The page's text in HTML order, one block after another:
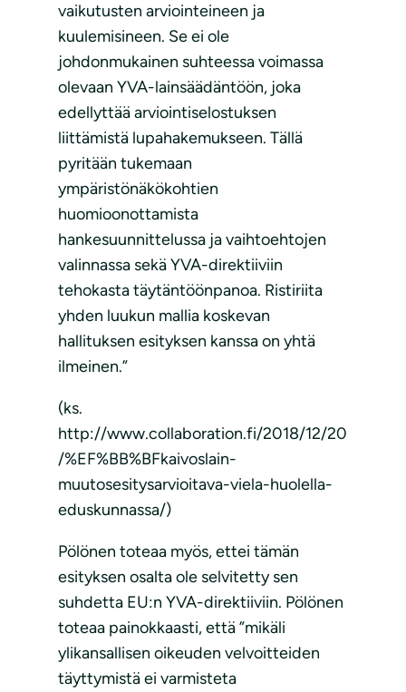
vaikutusten arviointeineen ja
kuulemisineen. Se ei ole
johdonmukainen suhteessa voimassa
olevaan YVA-lainsäädäntöön, joka
edellyttää arviointiselostuksen
liittämistä lupahakemukseen. Tällä
pyritään tukemaan
ympäristönäkökohtien
huomioonottamista
hankesuunnittelussa ja vaihtoehtojen
valinnassa sekä YVA-direktiiviin
tehokasta täytäntöönpanoa. Ristiriita
yhden luukun mallia koskevan
hallituksen esityksen kanssa on yhtä
ilmeinen.”
(ks.
http://www.collaboration.fi/2018/12/20
/%EF%BB%BFkaivoslain-
muutosesitysarvioitava-viela-huolella-
eduskunnassa/)
Pölönen toteaa myös, ettei tämän
esityksen osalta ole selvitetty sen
suhdetta EU:n YVA-direktiiviin. Pölönen
toteaa painokkaasti, että ”mikäli
ylikansallisen oikeuden velvoitteiden
täyttymistä ei varmisteta